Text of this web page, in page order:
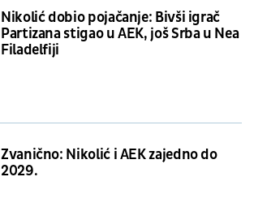
Nikolić dobio pojačanje: Bivši igrač
Partizana stigao u AEK, još Srba u Nea
Filadelfiji
Zvanično: Nikolić i AEK zajedno do
2029.